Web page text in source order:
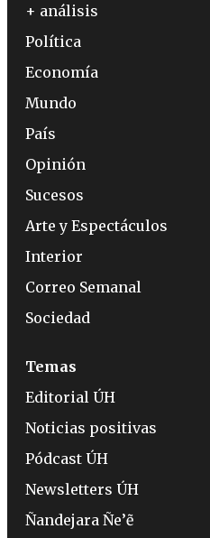
+ análisis
Política
Economía
Mundo
País
Opinión
Sucesos
Arte y Espectáculos
Interior
Correo Semanal
Sociedad
Temas
Editorial ÚH
Noticias positivas
Pódcast ÚH
Newsletters ÚH
Ñandejara Ñe’ẽ